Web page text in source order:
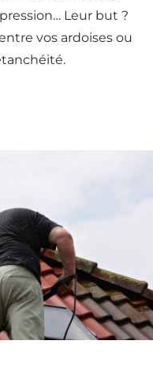
Leur but ?
vos ardoises ou